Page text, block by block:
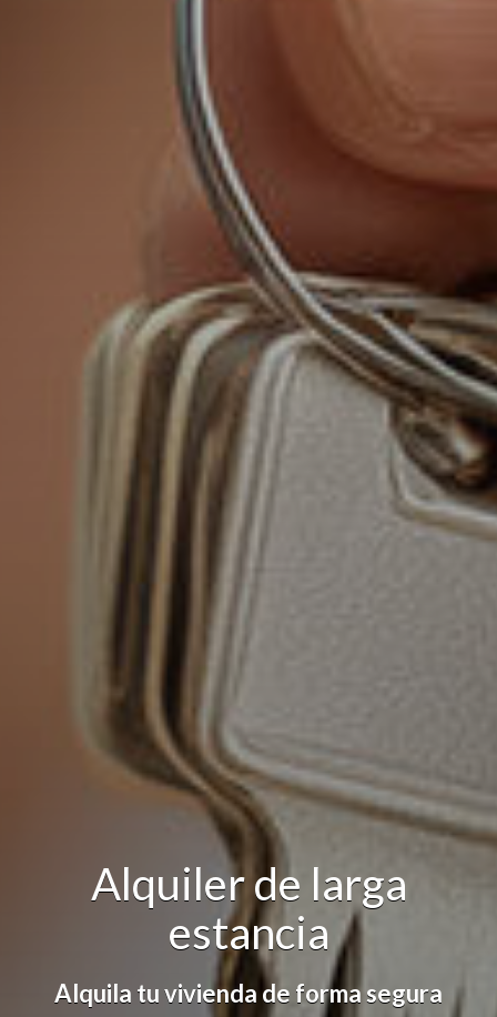
Alquiler de larga
estancia
Alquila tu vivienda de forma segura
Analíticas y personalización
Permiten realizar el seguimiento y análisis del
comportamiento de los usuarios de este sitio web. La
información recogida mediante este tipo de cookies se
utiliza en la medición de la actividad de la web para la
elaboración de perfiles de navegación de los usuarios con
el fin de introducir mejoras en función del análisis de los
datos de uso que hacen los usuarios del servicio. Permiten
guardar la información de preferencia del usuario para
mejorar la calidad de nuestros servicios y para ofrecer una
mejor experiencia a través de productos recomendados.
Marketing y publicidad
Estas cookies son utilizadas para almacenar información
sobre las preferencias y elecciones personales del usuario
a través de la observación continuada de sus hábitos de
navegación. Gracias a ellas, podemos conocer los hábitos
de navegación en el sitio web y mostrar publicidad
relacionada con el perfil de navegación del usuario.